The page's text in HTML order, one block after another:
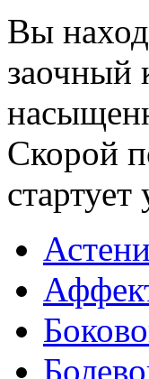
Вы
заочный
Скорой